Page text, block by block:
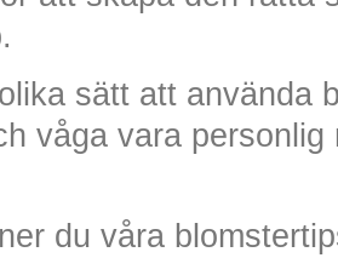
sätt att använda
våga vara
du våra